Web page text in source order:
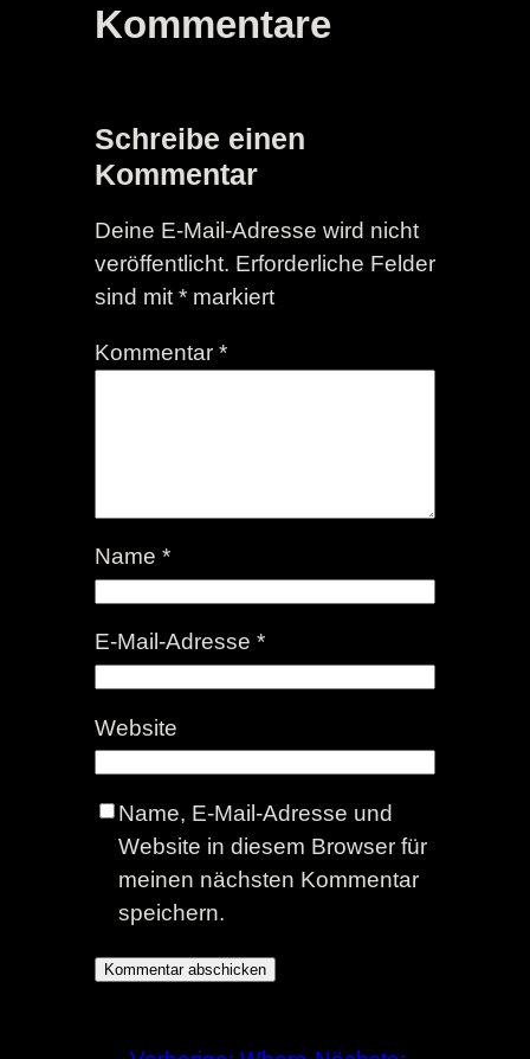
Kommentare
Schreibe einen
Kommentar
Deine E-Mail-Adresse wird nicht
veröffentlicht. Erforderliche Felder
sind mit *markiert
Kommentar *
Name *
E-Mail-Adresse *
Website
Name, E-Mail-Adresse und
Website in diesem Browser für
meinen nächsten Kommentar
speichern.